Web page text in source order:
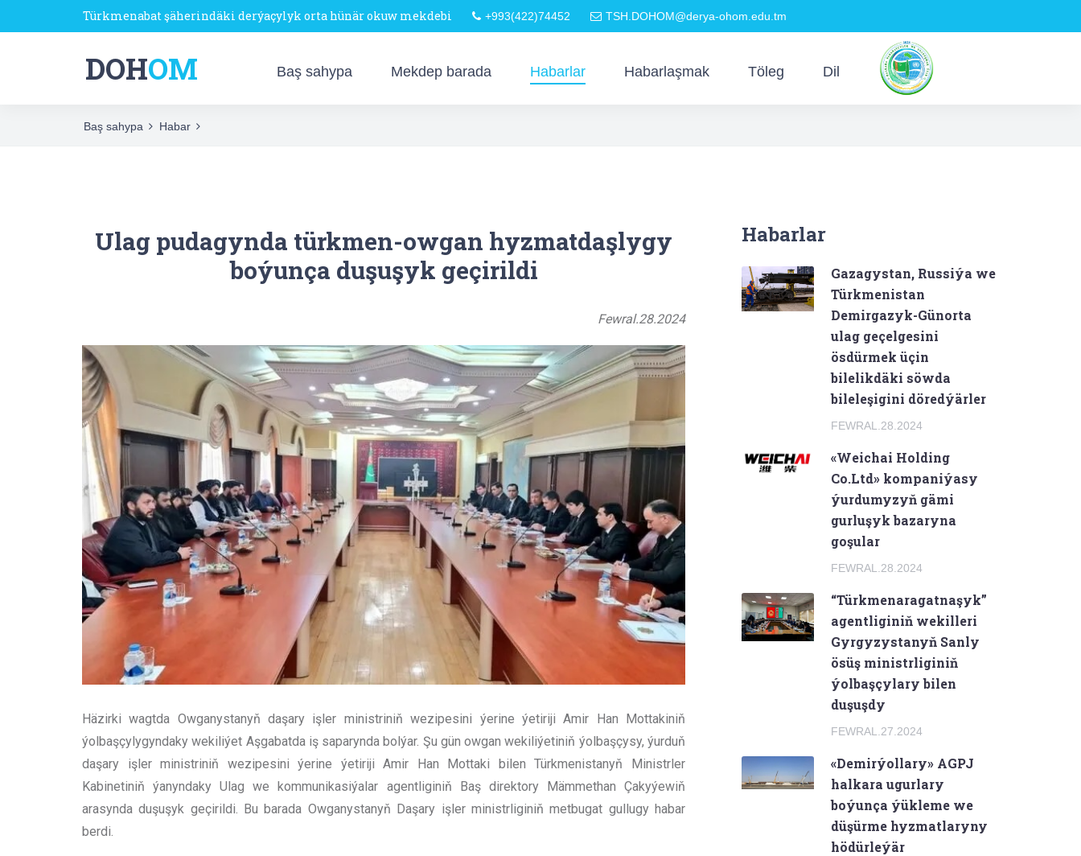
Türkmenabat şäherindäki derýaçylyk orta hünär okuw mekdebi +993(422)74452 TSH.DOHOM@derya-ohom.edu.tm
DOHOM Baş sahypa Mekdep barada Habarlar Habarlaşmak Töleg Dil
Baş sahypa Habar
Ulag pudagynda türkmen-owgan hyzmatdaşlygy
boýunça duşuşyk geçirildi
Fewral.28.2024
Häzirki wagtda Owganystanyň daşary işler ministriniň wezipesini ýerine ýetiriji Amir Han Mottakiniň
ýolbaşçylygyndaky wekiliýet Aşgabatda iş saparynda bolýar. Şu gün owgan wekiliýetiniň ýolbaşçysy, ýurduň
daşary işler ministriniň wezipesini ýerine ýetiriji Amir Han Mottaki bilen Türkmenistanyň Ministrler
Kabinetiniň ýanyndaky Ulag we kommunikasiýalar agentliginiň Baş direktory Mämmethan Çakyýewiň
arasynda duşuşyk geçirildi. Bu barada Owganystanyň Daşary işler ministrliginiň metbugat gullugy habar
berdi.
Habarlar
Gazagystan, Russiýa we
Türkmenistan
Demirgazyk-Günorta
ulag geçelgesini
ösdürmek üçin
bilelikdäki söwda
bileleşigini döredýärler
FEWRAL.28.2024
«Weichai Holding
Co.Ltd» kompaniýasy
ýurdumyzyň gämi
gurluşyk bazaryna
goşular
FEWRAL.28.2024
“Türkmenaragatnaşyk”
agentliginiň wekilleri
Gyrgyzystanyň Sanly
ösüş ministrliginiň
ýolbaşçylary bilen
duşuşdy
FEWRAL.27.2024
«Demirýollary» AGPJ
halkara ugurlary
boýunça ýükleme we
düşürme hyzmatlaryny
hödürleýär